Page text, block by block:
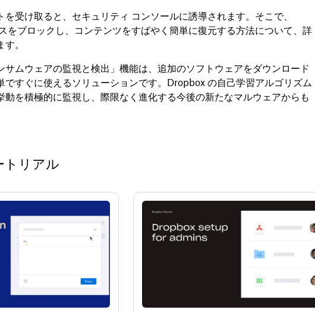
受け取ると、セキュリティ コンソールに誘導されます。そこで、
をブロックし、コンテンツをすばやく簡単に復元する方法について、詳
。
サムウェアの監視と検出」機能は、追加のソフトウェアをダウンロード
ですぐに使えるソリューションです。Dropbox の自己学習アルゴリズム
動を積極的に監視し、際限なく進化する今後の新たなマルウェアからも
トリアル